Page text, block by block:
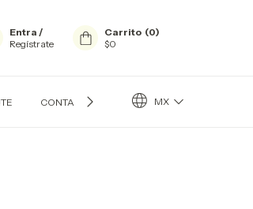
Entra /
Regístrate
Carrito (0)
$0
CONTACTO BLOG MX